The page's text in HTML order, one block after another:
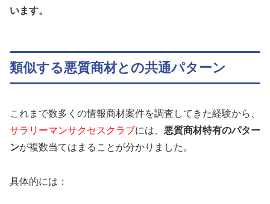
います。
類似する悪質商材との共通パターン
これまで数多くの情報商材案件を調査してきた経験から、
サラリーマンサクセスクラブには、 悪質商材特有のパター
ンが複数当てはまることが分かりました。
具体的には：